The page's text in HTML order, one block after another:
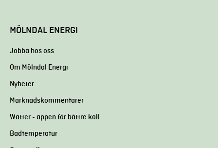
MÖLNDAL ENERGI
Jobba hos oss
Om Mölndal Energi
Nyheter
Marknadskommentarer
Watter - appen för bättre koll
Badtemperatur